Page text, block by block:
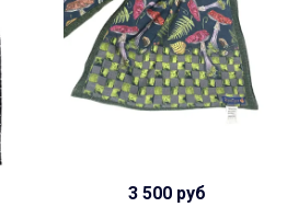
3 500 руб